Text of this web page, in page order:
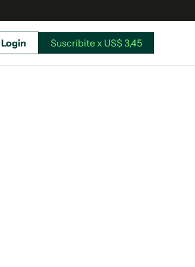
Login Suscribite x US$ 3,45